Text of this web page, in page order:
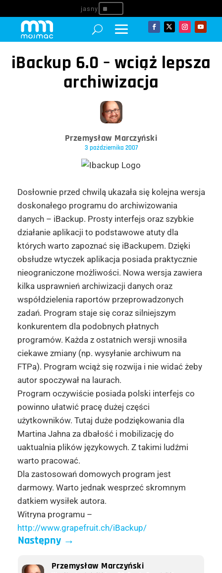
^
iBackup 6.0 – wciąż lepsza
archiwizacja
Przemysław Marczyński
3 października 2007
Dosłownie przed chwilą ukazała się kolejna wersja
doskonałego programu do archiwizowania
danych – iBackup. Prosty interfejs oraz szybkie
działanie aplikacji to podstawowe atuty dla
których warto zapoznać się iBackupem. Dzięki
obsłudze wtyczek aplikacja posiada praktycznie
nieograniczone możliwości. Nowa wersja zawiera
kilka usprawnień archiwizacji danych oraz
współdzielenia raportów przeprowadzonych
zadań. Program staje się coraz silniejszym
konkurentem dla podobnych płatnych
programów. Każda z ostatnich wersji wnosiła
ciekawe zmiany (np. wysyłanie archiwum na
FTPa). Program wciąż się rozwija i nie widać żeby
autor spoczywał na laurach.
Program oczywiście posiada polski interfejs co
powinno ułatwić pracę dużej części
użytkowników. Tutaj duże podziękowania dla
Martina Jahna za dbałość i mobilizację do
uaktualnia plików językowych. Z takimi ludźmi
warto pracować.
Dla zastosowań domowych program jest
darmowy. Warto jednak wesprzeć skromnym
datkiem wysiłek autora.
Witryna programu –
http://www.grapefruit.ch/iBackup/
Następny→
Przemysław Marczyński